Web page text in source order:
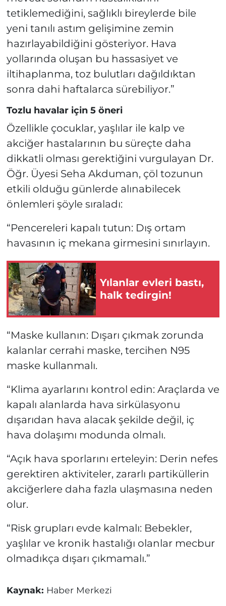
tetiklemediğini, sağlıklı bireylerde bile
yeni tanılı astım gelişimine zemin
hazırlayabildiğini gösteriyor. Hava
yollarında oluşan bu hassasiyet ve
iltihaplanma, toz bulutları dağıldıktan
sonra dahi haftalarca sürebiliyor.”
Tozlu havalar için 5 öneri
Özellikle çocuklar, yaşlılar ile kalp ve
akciğer hastalarının bu süreçte daha
dikkatli olması gerektiğini vurgulayan Dr.
Öğr. Üyesi Seha Akduman, çöl tozunun
etkili olduğu günlerde alınabilecek
önlemleri şöyle sıraladı:
“Pencereleri kapalı tutun: Dış ortam
havasının iç mekana girmesini sınırlayın.
Yılanlar evleri bastı,
halk tedirgin!
“Maske kullanın: Dışarı çıkmak zorunda
kalanlar cerrahi maske, tercihen N95
maske kullanmalı.
“Klima ayarlarını kontrol edin: Araçlarda ve
kapalı alanlarda hava sirkülasyonu
dışarıdan hava alacak şekilde değil, iç
hava dolaşımı modunda olmalı.
“Açık hava sporlarını erteleyin: Derin nefes
gerektiren aktiviteler, zararlı partiküllerin
akciğerlere daha fazla ulaşmasına neden
olur.
“Risk grupları evde kalmalı: Bebekler,
yaşlılar ve kronik hastalığı olanlar mecbur
olmadıkça dışarı çıkmamalı.”
Kaynak: Haber Merkezi